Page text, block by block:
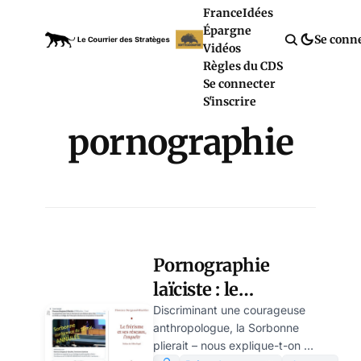
FranceIdées
Épargne
Vidéos
Règles du CDS
Se connecter
S'inscrire
Se
pornographie
Pornographie
laïciste : le
Frérisme-Show
secoue la
Discriminant une courageuse
anthropologue, la Sorbonne
plierait – nous explique-t-on –